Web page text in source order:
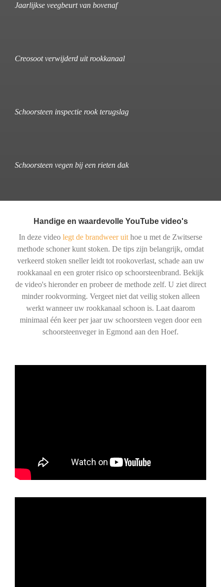
Jaarlijkse veegbeurt van bovenaf
Creosoot verwijderd uit rookkanaal
Schoorsteen inspectie rook terugslag
Schoorsteen vegen bij een rieten dak
Handige en waardevolle YouTube video's
In deze video legt de brandweer uit hoe u met de Zwitserse
methode schoner kunt stoken. De tips zijn belangrijk, omdat
verkeerd stoken sneller leidt tot rookoverlast, schade aan uw
rookkanaal en een groter risico op schoorsteenbrand. Bekijk
de video's hieronder en probeer de methode zelf. U ziet direct
minder rookvorming. Vergeet niet dat veilig stoken alleen
werkt wanneer uw rookkanaal schoon is. Laat daarom
minimaal één keer per jaar uw schoorsteen vegen door een
schoorsteenveger in Egmond aan den Hoef.